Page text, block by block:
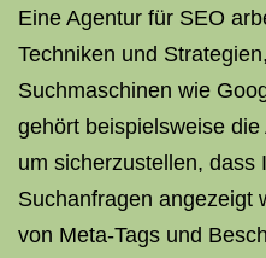
Eine Agentur für SEO
Techniken und
Suchmaschinen wie
gehört beispielsweise
um sicherzustellen, dass
Suchanfragen angezeigt
von Meta-Tags und